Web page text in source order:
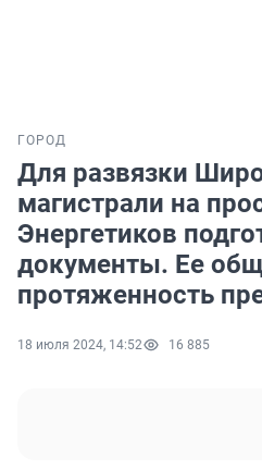
ГОРОД
Для развязки
магистрали на
Энергетиков
документы. Ее
протяженность
18 июля 2024, 14:52 16 885